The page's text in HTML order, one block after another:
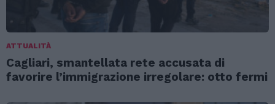
ATTUALITÀ
Cagliari, smantellata rete accusata di
favorire l’immigrazione irregolare: otto fermi